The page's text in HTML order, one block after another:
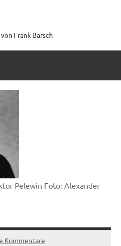
Frank Barsch
Pelewin Foto: Alexander
Kommentare